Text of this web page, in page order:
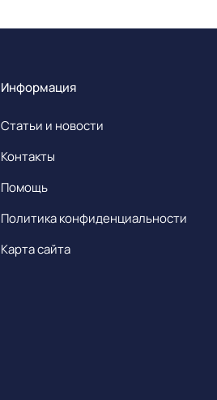
Информация
Статьи и новости
Контакты
Помощь
Политика конфиденциальности
Карта сайта